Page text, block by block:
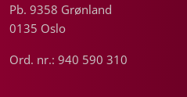
Pb. 9358 Grønland
0135 Oslo
Ord. nr.: 940 590 310